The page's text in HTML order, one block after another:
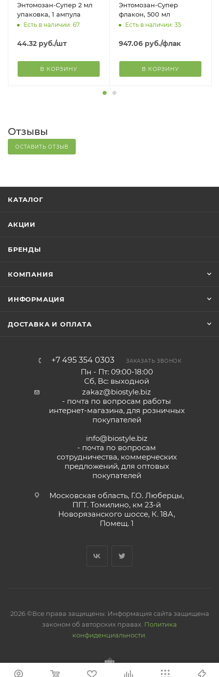
Энтомозан-Супер 2 мл
упаковка, 1 ампула
Есть в наличии: 67
44.32 руб./шт
В КОРЗИНУ
Энтомозан-Супер
флакон, 500 мл
Есть в наличии: 35
947.06 руб./флак
В КОРЗИНУ
Отзывы
ОСТАВИТЬ ОТЗЫВ
КАТАЛОГ
АКЦИИ
БРЕНДЫ
КОМПАНИЯ
ИНФОРМАЦИЯ
ДОСТАВКА И ОПЛАТА
+7 495 354 0303 ЗАКАЗАТЬ ЗВОНОК
Пн - Пт: 09:00-18:00
Сб, Вс: выходной
zakaz@biostyle.biz
- почта по вопросам работы
интернет-магазина, для розничных
покупателей
info@biostyle.biz
- почта по вопросам
сотрудничества, коммерческих
предложений, для оптовых
покупателей
Московская область, Г.О. Люберцы,
ПГТ. Томилино, км 23-й
Новорязанского шоссе, К. 18А,
Помещ. 1
2026 ©Все права защищены. Информация сайта защищена
законом об авторских правах. Политика
конфиденциальности.